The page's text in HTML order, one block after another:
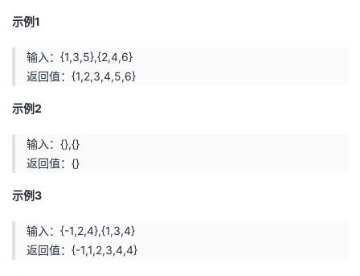
课
程
的
认
我
的
验
我
收
术
支
云
声
示例1
输入：{1,3,5},{2,4,6}
返回值：{1,2,3,4,5,6}
示例2
输入：{},{}
返回值：{}
示例3
输入：{-1,2,4},{1,3,4}
返回值：{-1,1,2,3,4,4}